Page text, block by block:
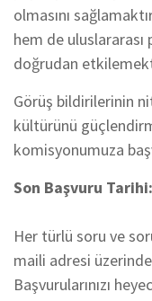
olmasını
hem de
doğrudan
Görüş bildirilerinin
kültürünü
komisyonumuza
Son Başvuru Tarihi:
Her türlü soru ve
maili adresi
Başvurularınızı